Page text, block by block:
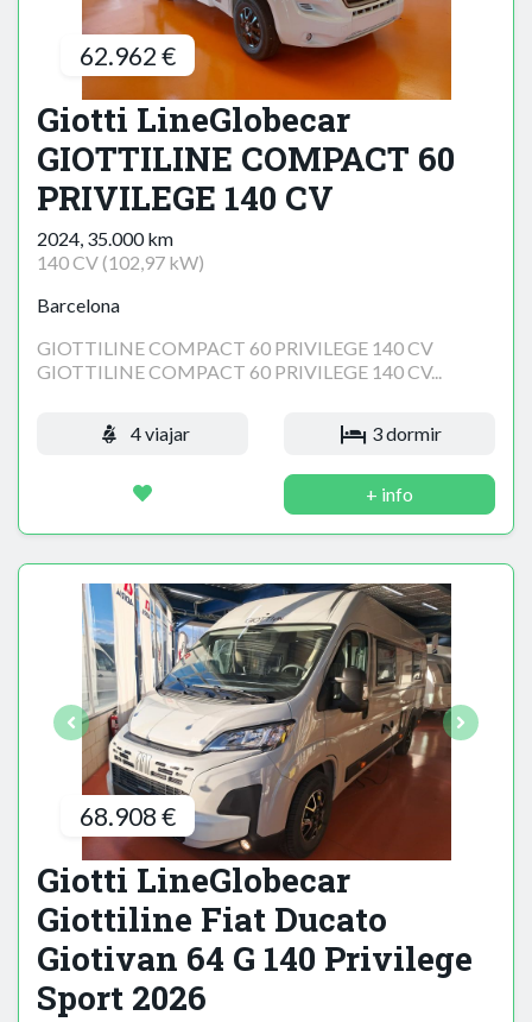
62.962 €
Giotti LineGlobecar
GIOTTILINE COMPACT 60
PRIVILEGE 140 CV
2024, 35.000 km
140 CV (102,97 kW)
Barcelona
GIOTTILINE COMPACT 60 PRIVILEGE 140 CV
GIOTTILINE COMPACT 60 PRIVILEGE 140 CV...
4 viajar 3 dormir
+ info
68.908 €
Giotti LineGlobecar
Giottiline Fiat Ducato
Giotivan 64 G 140 Privilege
Sport 2026